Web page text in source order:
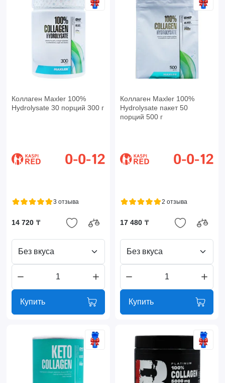
Коллаген Maxler 100%
Hydrolysate 30 порций 300 г
3 отзыва
14 720 ₸
Без вкуса
Купить
Коллаген Maxler 100%
Hydrolysate пакет 50
порций 500 г
2 отзыва
17 480 ₸
Без вкуса
Купить